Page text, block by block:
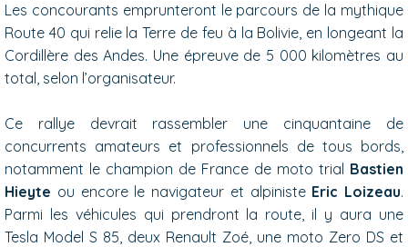
Les concourants emprunteront le parcours de la mythique
Route 40 qui relie la Terre de feu à la Bolivie, en longeant la
Cordillère des Andes. Une épreuve de 5 000 kilomètres au
total, selon l’organisateur.
Ce rallye devrait rassembler une cinquantaine de
concurrents amateurs et professionnels de tous bords,
notamment le champion de France de moto trial Bastien
Hieyte ou encore le navigateur et alpiniste Eric Loizeau.
Parmi les véhicules qui prendront la route, il y aura une
Tesla Model S 85, deux Renault Zoé, une moto Zero DS et